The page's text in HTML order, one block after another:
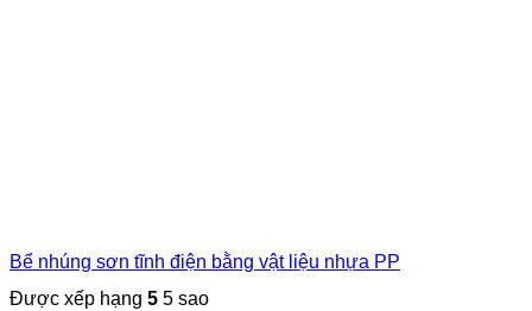
Bể nhúng sơn tĩnh điện bằng vật liệu nhựa PP
Được xếp hạng 5 5 sao